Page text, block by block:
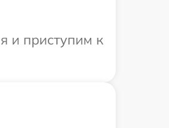
и приступим к